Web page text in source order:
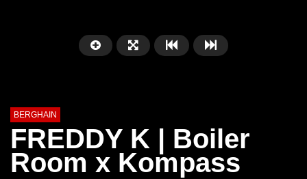
BERGHAIN
FREDDY K | Boiler
Room x Kompass